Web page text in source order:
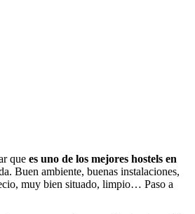
que es uno de los mejores hostels en
Buen ambiente, buenas instalaciones,
muy bien situado, limpio… Paso a